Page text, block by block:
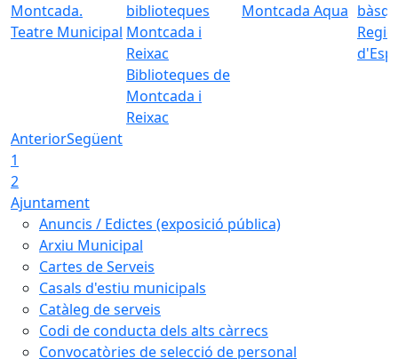
Teatre Municipal
Biblioteques de
Montcada i
Reixac
Montcada Aqua
AnteriorSegüent
1
2
Ajuntament
Anuncis / Edictes (exposició pública)
Arxiu Municipal
Cartes de Serveis
Casals d'estiu municipals
Catàleg de serveis
Codi de conducta dels alts càrrecs
Convocatòries de selecció de personal